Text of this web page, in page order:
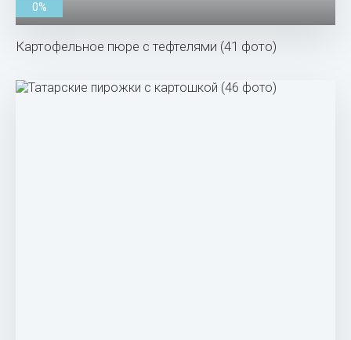
0%
Картофельное пюре с тефтелями (41 фото)